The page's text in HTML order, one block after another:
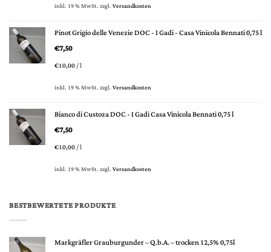
inkl. 19 % MwSt.zzgl.Versandkosten
Pinot Grigio delle Venezie DOC - I Gadi - Casa Vinicola Bennati 0,75 l
€7,50
€10,00/l
inkl. 19 % MwSt.zzgl.Versandkosten
Bianco di Custoza DOC - I Gadi Casa Vinicola Bennati 0,75 l
€7,50
€10,00/l
inkl. 19 % MwSt.zzgl.Versandkosten
BESTBEWERTETE PRODUKTE
Markgräfler Grauburgunder – Q.b.A. – trocken 12,5% 0,75l